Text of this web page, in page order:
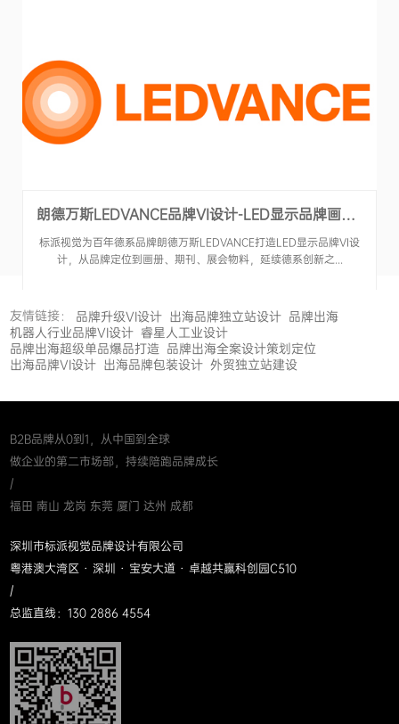
朗德万斯LEDVANCE品牌VI设计-LED显示品牌画册设计-标派视觉
标派视觉为百年德系品牌朗德万斯LEDVANCE打造LED显示品牌VI设
计，从品牌定位到画册、期刊、展会物料，延续德系创新之...
友情链接： 品牌升级VI设计 出海品牌独立站设计 品牌出海
机器人行业品牌VI设计 睿星人工业设计
品牌出海超级单品爆品打造 品牌出海全案设计策划定位
出海品牌VI设计 出海品牌包装设计 外贸独立站建设
B2B品牌从0到1，从中国到全球
做企业的第二市场部，持续陪跑品牌成长
/
福田 南山 龙岗 东莞 厦门 达州 成都
深圳市标派视觉品牌设计有限公司
粤港澳大湾区 · 深圳 · 宝安大道 · 卓越共赢科创园C510
/
总监直线：130 2886 4554